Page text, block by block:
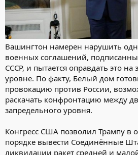
Вашингтон намерен нарушить
военных соглашений,
СССР, и пытается оправдать это на
уровне. По факту, Белый дом
провокацию против России,
раскачать конфронтацию между
запредельного уровня.
Конгресс США позволил Трампу в
порядке вывести Соединённые
ликвидации ракет средней и